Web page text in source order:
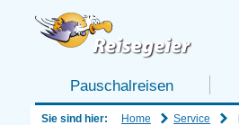
Pauschalreisen
Sie sind hier: Home Service